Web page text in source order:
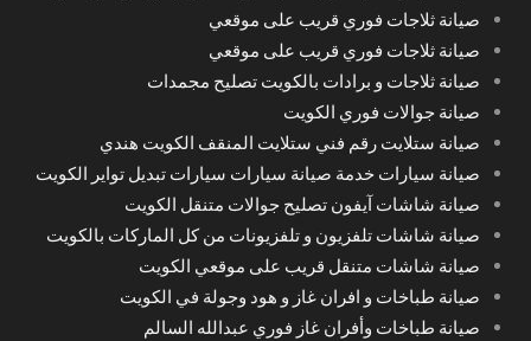
صيانة ثلاجات فوري قريب على موقعي
صيانة ثلاجات فوري قريب على موقعي
صيانة ثلاجات و برادات بالكويت تصليح مجمدات
صيانة جوالات فوري الكويت
صيانة ستلايت رقم فني ستلايت المنقف الكويت هندي
صيانة سيارات خدمة صيانة سيارات سيارات تبديل تواير الكويت
صيانة شاشات آيفون تصليح جوالات متنقل الكويت
صيانة شاشات تلفزيون و تلفزيونات من كل الماركات بالكويت
صيانة شاشات متنقل قريب على موقعي الكويت
صيانة طباخات و افران غاز و هود وجولة في الكويت
صيانة طباخات وأفران غاز فوري عبدالله السالم